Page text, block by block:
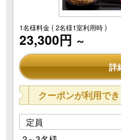
1名様料金( 2名様1室利用時 )
23,300円 ～
詳
クーポンが利用でき
定員